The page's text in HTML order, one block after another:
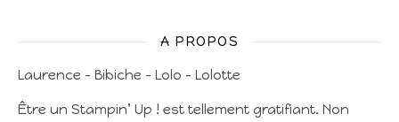
A PROPOS
Laurence – Bibiche – Lolo – Lolotte
Être un Stampin’ Up ! est tellement gratifiant. Non